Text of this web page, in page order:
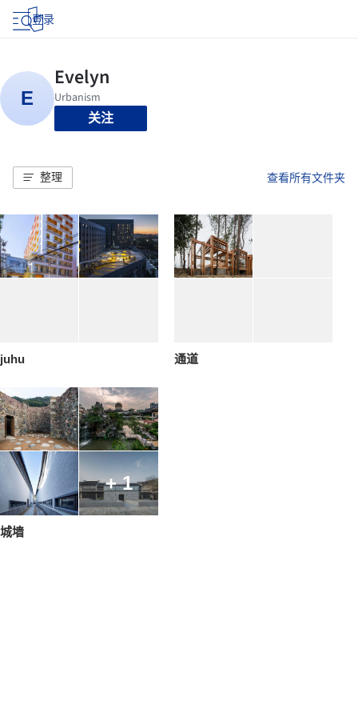
登录
关注
整理 查看所有文件夹
juhu 通道
+ 1
城墙